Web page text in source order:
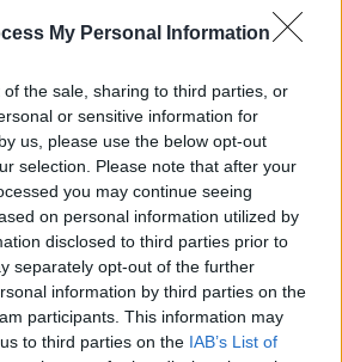
My Personal Information
the sale, sharing to third parties, or
or sensitive information for
us, please use the below opt-out
selection. Please note that after your
you may continue seeing
on personal information utilized by
disclosed to third parties prior to
separately opt-out of the further
information by third parties on the
participants. This information may
to third parties on the IAB’s List of
készítgetni, tervekért fizetni,
a közpénzt nyakló nélkül.
Ha nem növekedett volna a
nem kéthetente menne tönkre a
havonta.
Ez a térkő mánia, amikor még
tudunk normálisan. Dohány
többszöri felszedés után
jó hepe-hupásan, megtartva a
járdaszegéllyel. Kazinczy
ben díszburkolat, dea